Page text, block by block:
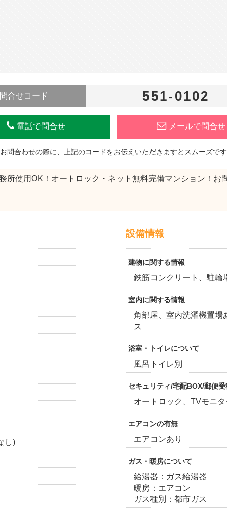
問合せコード 551-0102
電話で問合せ メールで問合せ
問合わせの際に、上記のコードをお伝えいただきますとスムーズで
所使用OK！オートロック・ネット無料完備マンション！
し)
設備情報
建物に関する情報
鉄筋コンクリート、駐
室内に関する情報
角部屋、室内洗濯機置場
ス
浴室・トイレについて
風呂トイレ別
セキュリティ/宅配BOX/郵便
オートロック、TVモニ
エアコンの有無
エアコンあり
ガス・暖房について
給湯器：ガス給湯器
暖房：エアコン
ガス種別：都市ガス